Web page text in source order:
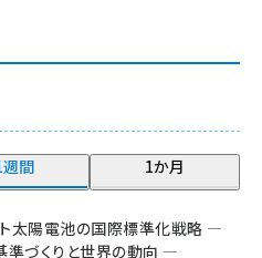
週間 1か月
ト太陽電池の国際標準化戦略 ―
づくりと世界の動向 ―